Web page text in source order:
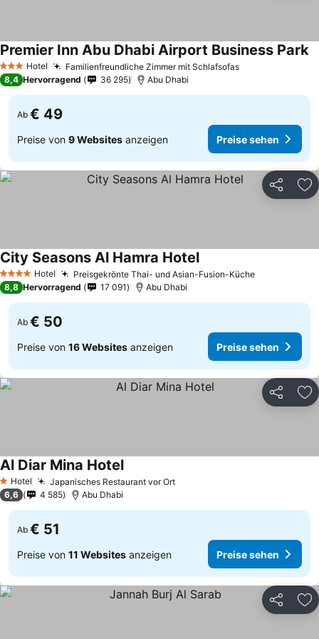
3 SterneHotel Familienfreundliche Zimmer mit Schlafsofas
Premier Inn Abu Dhabi Airport Business Park
8,4 Hervorragend 36 295 Abu Dhabi
Ab € 49
Preise von 9 Websites anzeigen Preise sehen
Teilen
4 Sterne Hotel Preisgekrönte Thai- und Asian-Fusion-Küche
City Seasons Al Hamra Hotel
8,8 Hervorragend 17 091 Abu Dhabi
Ab € 50
Preise von 16 Websites anzeigen Preise sehen
Teilen
1 Sterne
Hotel Japanisches Restaurant vor Ort
Al Diar Mina Hotel
6,6 4 585 Abu Dhabi
Ab € 51
Preise von 11 Websites anzeigen Preise sehen
Teilen